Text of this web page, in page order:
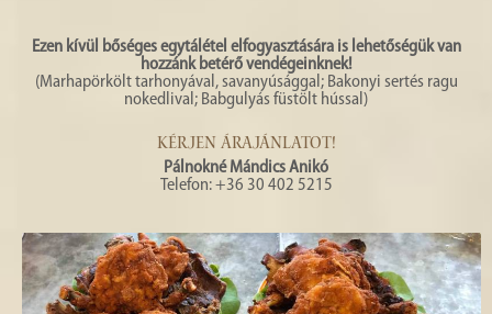
Ezen kívül bőséges egytálétel elfogyasztására is lehetőségük van
hozzánk betérő vendégeinknek!
(Marhapörkölt tarhonyával, savanyúsággal; Bakonyi sertés ragu
nokedlival; Babgulyás füstölt hússal)
KÉRJEN ÁRAJÁNLATOT!
Pálnokné Mándics Anikó
Telefon: +36 30 402 5215